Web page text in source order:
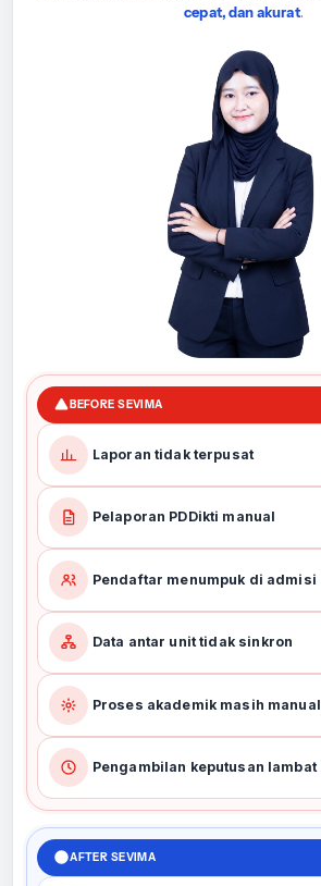
cepat, dan akurat.
BEFORE SEVIMA
Laporan tidak terpusat
Pelaporan PDDikti manual
Pendaftar menumpuk di admisi
Data antar unit tidak sinkron
Proses akademik masih manual
Pengambilan keputusan lambat
AFTER SEVIMA